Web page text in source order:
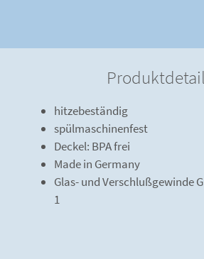
hitzebeständig
spülmaschinenfest
Deckel: BPA frei
Made in Germany
Glas- und Verschlußgewinde
1